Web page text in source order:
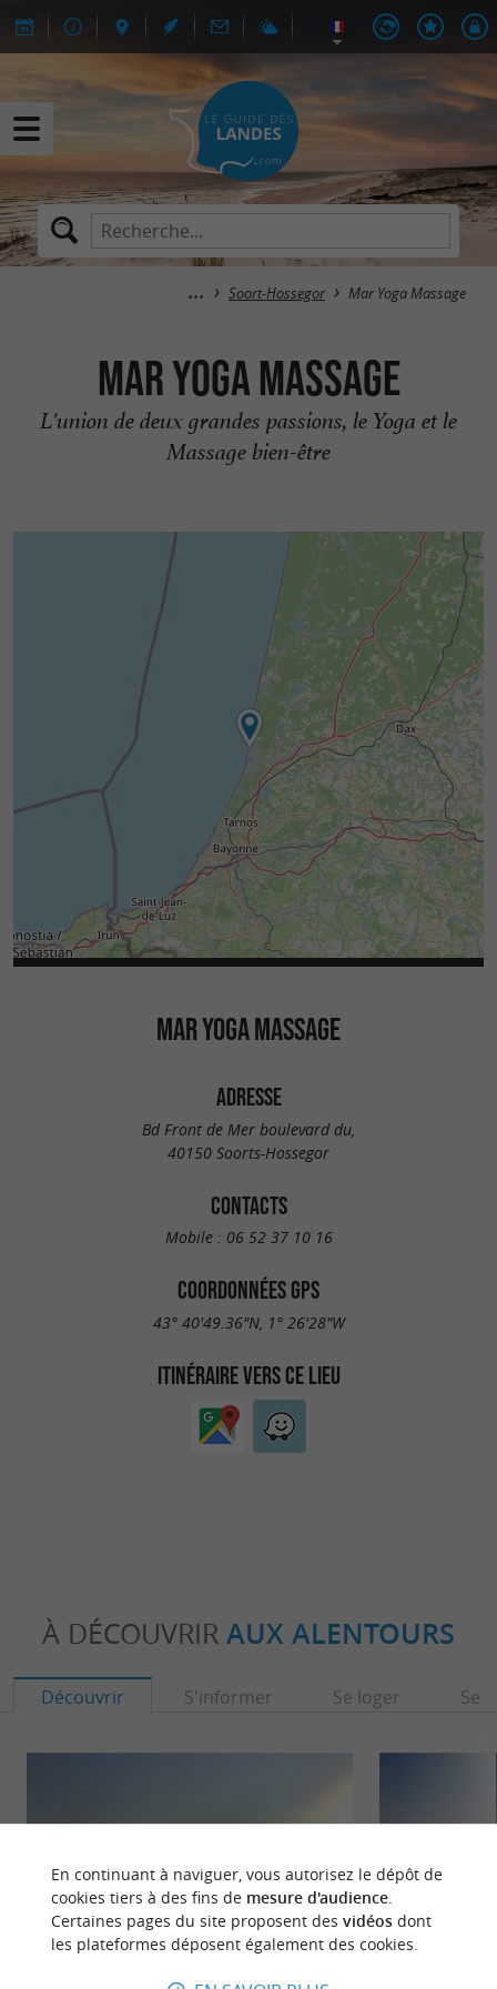
Soort-Hossegor Mar Yoga Massage
Mar Yoga Massage
L'union de deux grandes passions, le Yoga et le
Massage bien-être
MAR YOGA MASSAGE
ADRESSE
Bd Front de Mer boulevard du,
40150 Soorts-Hossegor
CONTACTS
Mobile : 06 52 37 10 16
COORDONNÉES GPS
43° 40'49.36"N, 1° 26'28"W
ITINÉRAIRE VERS CE LIEU
À DÉCOUVRIR AUX ALENTOURS
Découvrir S'informer Se loger Se
En continuant à naviguer, vous autorisez le dépôt de
cookies tiers à des fins de mesure d'audience.
Certaines pages du site proposent des vidéosdont
les plateformes déposent également des cookies.